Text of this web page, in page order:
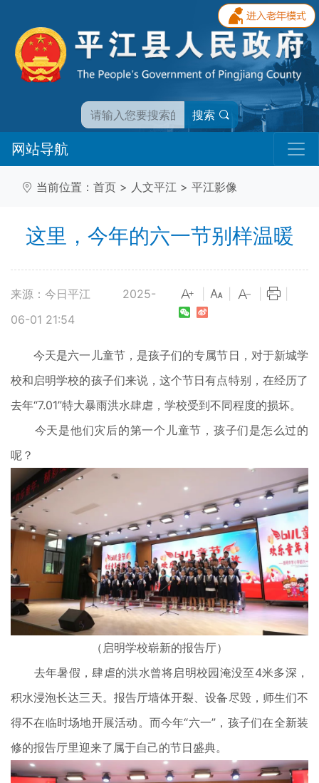
搜索
网站导航
当前位置： 首页 > 人文平江 > 平江影像
这里，今年的六一节别样温暖
来源：今日平江
2025-
06-01 21:54
今天是六一儿童节，是孩子们的专属节日，对于新城学
校和启明学校的孩子们来说，这个节日有点特别，在经历了
去年“7.01”特大暴雨洪水肆虐，学校受到不同程度的损坏。
今天是他们灾后的第一个儿童节，孩子们是怎么过的
呢？
（启明学校崭新的报告厅）
去年暑假，肆虐的洪水曾将启明校园淹没至4米多深，
积水浸泡长达三天。报告厅墙体开裂、设备尽毁，师生们不
得不在临时场地开展活动。而今年“六一”，孩子们在全新装
修的报告厅里迎来了属于自己的节日盛典。